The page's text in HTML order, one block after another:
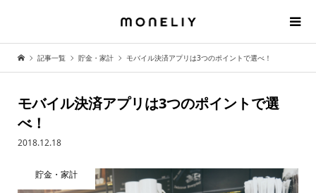
記事一覧 貯金・家計 モバイル決済アプリは3つのポイントで選べ！
モバイル決済アプリは3つのポイントで選
べ！
2018.12.18
貯金・家計